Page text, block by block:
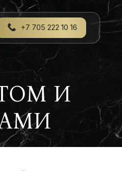
+7 705 222 10 16
И